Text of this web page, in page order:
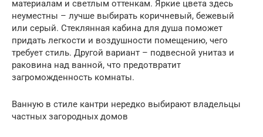
материалам и светлым оттенкам. Яркие цвета здесь
неуместны – лучше выбирать коричневый, бежевый
или серый. Стеклянная кабина для душа поможет
придать легкости и воздушности помещению, чего
требует стиль. Другой вариант – подвесной унитаз и
раковина над ванной, что предотвратит
загроможденность комнаты.
Ванную в стиле кантри нередко выбирают владельцы
частных загородных домов